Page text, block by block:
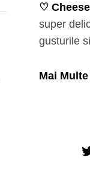
♡ Cheese
super
gusturile
Mai